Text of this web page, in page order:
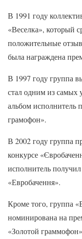
В 1991 году
«Веселка», который
положительные
была награждена
В 1997 году группа
стал одним из самых
альбом исполнитель
грамофон».
В 2002 году группа
конкурсе
исполнитель
«Евробачення».
Кроме того, группа
номинирована на
«Золотой